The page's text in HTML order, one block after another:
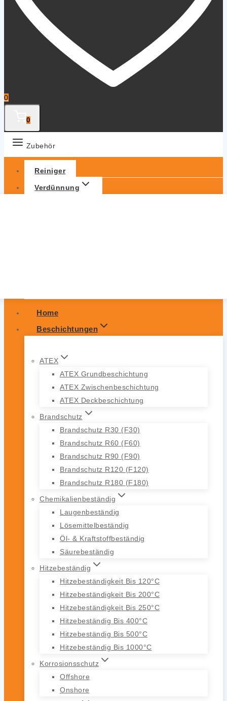
0
0
Zubehör
Reiniger
Verdünnung
Home
Beschichtungen
ATEX
ATEX Grundbeschichtung
ATEX Zwischenbeschichtung
ATEX Deckbeschichtung
Brandschutz
Brandschutz R30 (F30)
Brandschutz R60 (F60)
Brandschutz R90 (F90)
Brandschutz R120 (F120)
Brandschutz R180 (F180)
Chemikalienbeständig
Laugenbeständig
Lösemittelbeständig
Öl- & Kraftstoffbeständig
Säurebeständig
Hitzebeständig
Hitzebeständigkeit Bis 120°C
Hitzebeständigkeit Bis 200°C
Hitzebeständigkeit Bis 250°C
Hitzebeständig Bis 400°C
Hitzebeständig Bis 500°C
Hitzebeständig Bis 1000°C
Korrosionsschutz
Offshore
Onshore